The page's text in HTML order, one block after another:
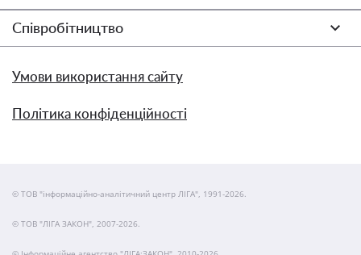
Співробітництво
Умови використання сайту
Політика конфіденційності
© ТОВ "інформаційно-аналітичний центр ЛІГА", 1991-2026.
© ТОВ "ЛІГА ЗАКОН", 2007-2026.